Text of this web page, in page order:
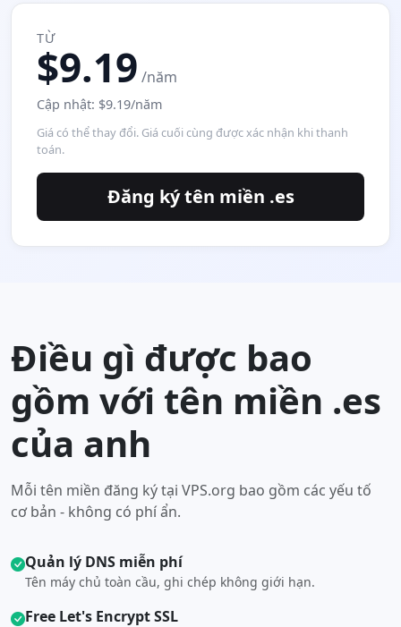
TỪ
$9.19 /năm
Cập nhật: $9.19/năm
Giá có thể thay đổi. Giá cuối cùng được xác nhận khi thanh
toán.
Đăng ký tên miền .es
Điều gì được bao
gồm với tên miền .es
của anh
Mỗi tên miền đăng ký tại VPS.org bao gồm các yếu tố
cơ bản - không có phí ẩn.
Quản lý DNS miễn phí
Tên máy chủ toàn cầu, ghi chép không giới hạn.
Free Let's Encrypt SSL